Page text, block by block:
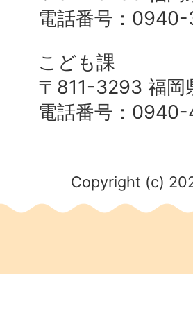
電話番号：
こども課
〒811-3293 福岡
電話番号：
Copyright (c)